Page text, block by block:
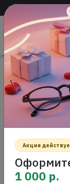
Доставка по всей России
САЛОН ОПТИКИ
Главная
Солнцезащитные
CARRERA DUCATI
Акция
1 000 р.